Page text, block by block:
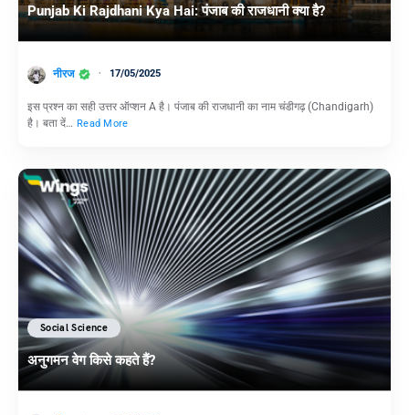
Punjab Ki Rajdhani Kya Hai: पंजाब की राजधानी क्या है?
नीरज 17/05/2025
इस प्रश्न का सही उत्तर ऑप्शन A है। पंजाब की राजधानी का नाम चंडीगढ़ (Chandigarh)
है। बता दें… Read More
Social Science
अनुगमन वेग किसे कहते हैं?